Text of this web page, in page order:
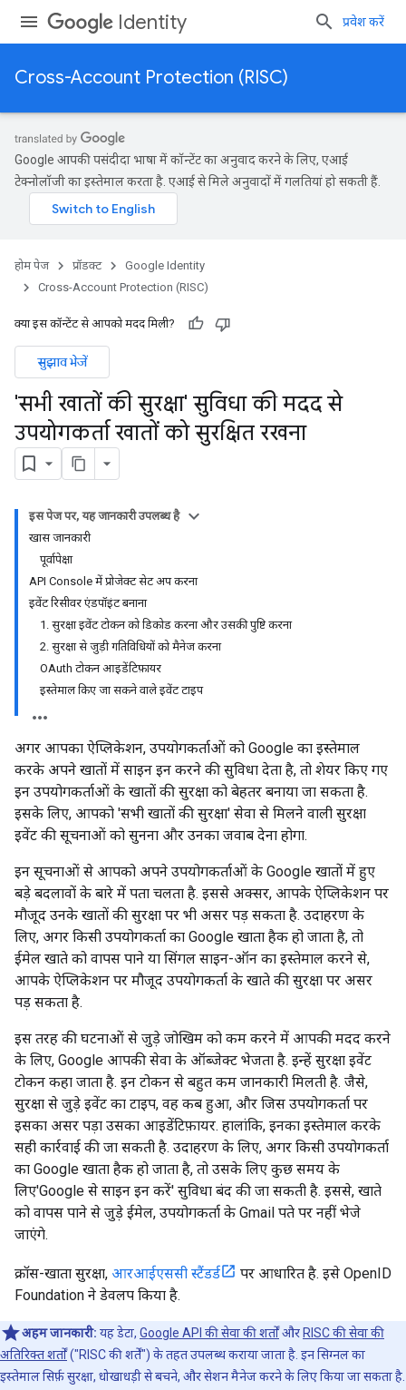
Identity प्रवेश करें
Cross-Account Protection (RISC)
Google आपकी पसंदीदा भाषा में कॉन्टेंट का अनुवाद करने के लिए, एआई
टेक्नोलॉजी का इस्तेमाल करता है. एआई से मिले अनुवादों में गलतियां हो सकती हैं.
होम पेज प्रॉडक्ट
Google Identity
Cross-Account Protection (RISC)
क्या इस कॉन्टेंट से आपको मदद मिली?
सुझाव भेजें
'सभी खातों की सुरक्षा' सुविधा की मदद से
उपयोगकर्ता खातों को सुरक्षित रखना
इस पेज पर, यह जानकारी उपलब्ध है
खास जानकारी
पूर्वापेक्षा
API Console में प्रोजेक्ट सेट अप करना
इवेंट रिसीवर एंडपॉइंट बनाना
1. सुरक्षा इवेंट टोकन को डिकोड करना और उसकी पुष्टि करना
2. सुरक्षा से जुड़ी गतिविधियों को मैनेज करना
OAuth टोकन आइडेंटिफ़ायर
इस्तेमाल किए जा सकने वाले इवेंट टाइप
अगर आपका ऐप्लिकेशन, उपयोगकर्ताओं को Google का इस्तेमाल
करके अपने खातों में साइन इन करने की सुविधा देता है, तो शेयर किए गए
इन उपयोगकर्ताओं के खातों की सुरक्षा को बेहतर बनाया जा सकता है.
इसके लिए, आपको 'सभी खातों की सुरक्षा' सेवा से मिलने वाली सुरक्षा
इवेंट की सूचनाओं को सुनना और उनका जवाब देना होगा.
इन सूचनाओं से आपको अपने उपयोगकर्ताओं के Google खातों में हुए
बड़े बदलावों के बारे में पता चलता है. इससे अक्सर, आपके ऐप्लिकेशन पर
मौजूद उनके खातों की सुरक्षा पर भी असर पड़ सकता है. उदाहरण के
लिए, अगर किसी उपयोगकर्ता का Google खाता हैक हो जाता है, तो
ईमेल खाते को वापस पाने या सिंगल साइन-ऑन का इस्तेमाल करने से,
आपके ऐप्लिकेशन पर मौजूद उपयोगकर्ता के खाते की सुरक्षा पर असर
पड़ सकता है.
इस तरह की घटनाओं से जुड़े जोखिम को कम करने में आपकी मदद करने
के लिए, Google आपकी सेवा के ऑब्जेक्ट भेजता है. इन्हें सुरक्षा इवेंट
टोकन कहा जाता है. इन टोकन से बहुत कम जानकारी मिलती है. जैसे,
सुरक्षा से जुड़े इवेंट का टाइप, वह कब हुआ, और जिस उपयोगकर्ता पर
इसका असर पड़ा उसका आइडेंटिफ़ायर. हालांकि, इनका इस्तेमाल करके
सही कार्रवाई की जा सकती है. उदाहरण के लिए, अगर किसी उपयोगकर्ता
का Google खाता हैक हो जाता है, तो उसके लिए कुछ समय के
लिए'Google से साइन इन करें' सुविधा बंद की जा सकती है. इससे, खाते
को वापस पाने से जुड़े ईमेल, उपयोगकर्ता के Gmail पते पर नहीं भेजे
जाएंगे.
क्रॉस-खाता सुरक्षा, आरआईएससी स्टैंडर्ड
पर आधारित है. इसे OpenID
Foundation ने डेवलप किया है.
अहम जानकारी: यह डेटा, Google API की सेवा की शर्तोंऔर RISC की सेवा की
अतिरिक्त शर्तों("RISC की शर्तें") के तहत उपलब्ध कराया जाता है. इन सिग्नल का
इस्तेमाल सिर्फ़ सुरक्षा, धोखाधड़ी से बचने, और सेशन मैनेज करने के लिए किया जा सकता है.